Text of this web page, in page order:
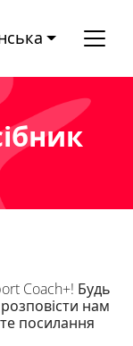
Coach+! Будь
нам
посилання